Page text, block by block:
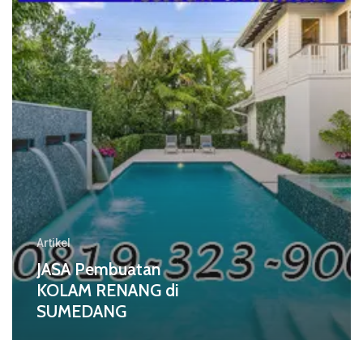
di
SUMEDANG
Artikel
JASA Pembuatan
KOLAM RENANG di
SUMEDANG